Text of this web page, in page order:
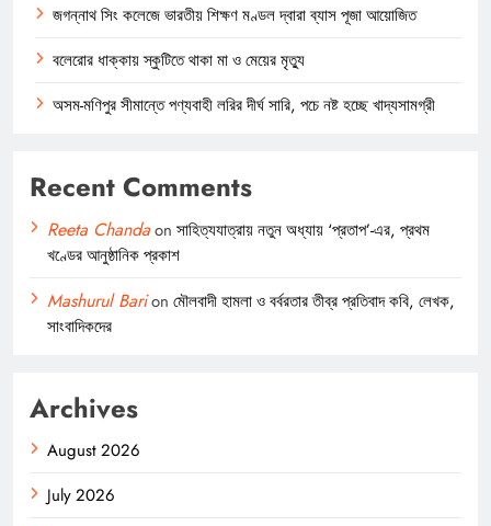
জগন্নাথ সিং কলেজে ভারতীয় শিক্ষণ মণ্ডল দ্বারা ব্যাস পূজা আয়োজিত
বলেরোর ধাক্কায় স্কুটিতে থাকা মা ও মেয়ের মৃত্যু
অসম-মণিপুর সীমান্তে পণ্যবাহী লরির দীর্ঘ সারি, পচে নষ্ট হচ্ছে খাদ্যসামগ্রী
Recent Comments
Reeta Chandaon সাহিত্যযাত্রায় নতুন অধ্যায় ‘প্রতাপ’-এর, প্রথম
খণ্ডের আনুষ্ঠানিক প্রকাশ
Mashurul Barion মৌলবাদী হামলা ও বর্বরতার তীব্র প্রতিবাদ কবি, লেখক,
সাংবাদিকদের
Archives
August 2026
July 2026